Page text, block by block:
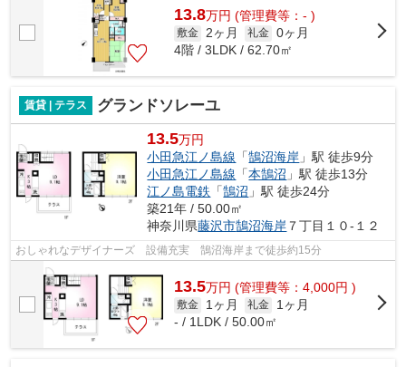
13.8万円 (管理費等：- )
敷金 2ヶ月 礼金 0ヶ月
4階 / 3LDK / 62.70㎡
賃貸 | テラス グランドソレーユ
13.5万円
小田急江ノ島線 「鵠沼海岸 」駅 徒歩9分
小田急江ノ島線 「本鵠沼 」駅 徒歩13分
江ノ島電鉄 「鵠沼 」駅 徒歩24分
築21年 / 50.00㎡
神奈川県藤沢市鵠沼海岸 ７丁目１０-１２
おしゃれなデザイナーズ 設備充実 鵠沼海岸まで徒歩約15分
13.5万円 (管理費等：4,000円 )
敷金 1ヶ月 礼金
1ヶ月
- / 1LDK / 50.00㎡